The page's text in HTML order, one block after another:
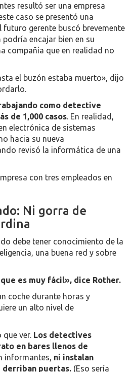
resultó ser una empresa
caso se presentó una
futuro gerente buscó brevemente
podría encajar bien en su
compañía que en realidad no
el buzón estaba muerto», dijo
como detective
de 1,000 casos. En realidad,
electrónica de sistemas
hacia su nueva
revisó la informática de una
con tres empleados en
Ni gorra de
debe tener conocimiento de la
una buena red y sobre
es muy fácil», dice Rother.
coche durante horas y
un alto nivel de
que ver. Los detectives
en bares llenos de
informantes, ni instalan
derriban puertas. (Eso sería